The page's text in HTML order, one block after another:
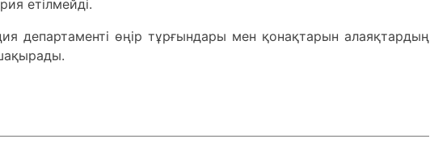
етілмейді.
департаменті өңір тұрғындары мен қонақтарын алаяқтардың